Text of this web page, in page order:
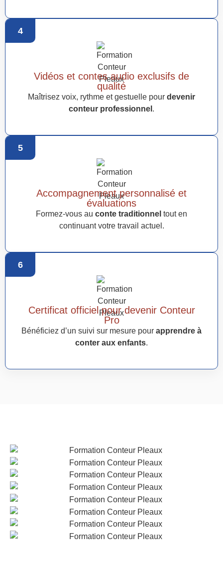
4
Vidéos et contes audio exclusifs de
qualité
Maîtrisez voix, rythme et gestuelle pour devenir
conteur professionnel .
5
Accompagnement personnalisé et
évaluations
Formez-vous au conte traditionnel tout en
continuant votre travail actuel.
6
Certificat officiel pour devenir Conteur
Pro
Bénéficiez d’un suivi sur mesure pour apprendre à
conter aux enfants.